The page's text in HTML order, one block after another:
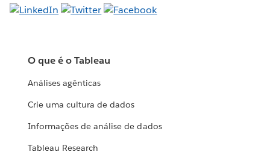
O que é o Tableau
Análises agênticas
Crie uma cultura de dados
Informações de análise de dados
Tableau Research